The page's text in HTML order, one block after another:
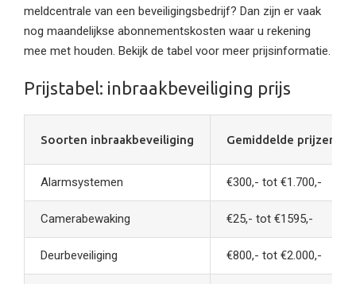
meldcentrale van een beveiligingsbedrijf? Dan zijn er vaak
nog maandelijkse abonnementskosten waar u rekening
mee met houden. Bekijk de tabel voor meer prijsinformatie.
Prijstabel: inbraakbeveiliging prijs
Soorten inbraakbeveiliging Gemiddelde prijzen*
Alarmsystemen €300,- tot €1.700,-
Camerabewaking €25,- tot €1595,-
Deurbeveiliging €800,- tot €2.000,-